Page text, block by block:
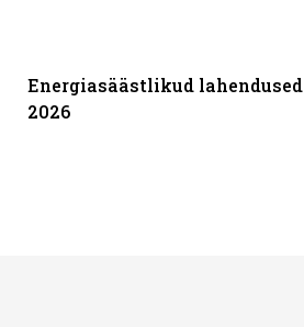
Energiasäästlikud lahendused
2026